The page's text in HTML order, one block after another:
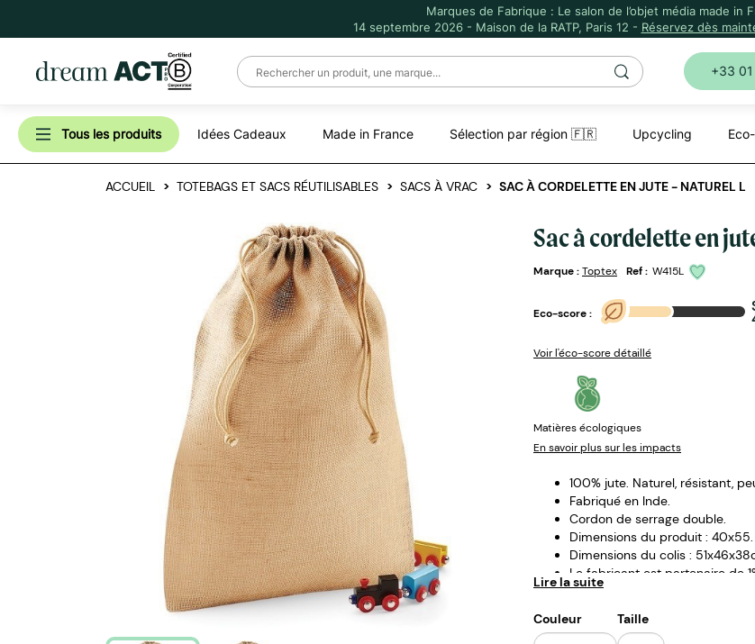
Marques de Fabrique : Le salon de l’objet média made in
14 septembre 2026 - Maison de la RATP, Paris 12 - Réservez dès
+33
Tous les produits Idées Cadeaux Made in France Sélection par région 🇫🇷 Upcycling
ACCUEIL TOTEBAGS ET SACS RÉUTILISABLES SACS À VRAC SAC À CORDELETTE EN JUTE - NATUREL L
Sac à cordelette en
Marque :Toptex Ref : W415L
Eco-score :
Voir l'éco-score détaillé
Matières écologiques
En savoir plus sur les impacts
100% jute. Naturel, résistant,
Fabriqué en Inde.
Cordon de serrage double.
Dimensions du produit : 40x55.
Dimensions du colis :
Le fabricant est partenaire de
Lire la suite
Couleur Taille